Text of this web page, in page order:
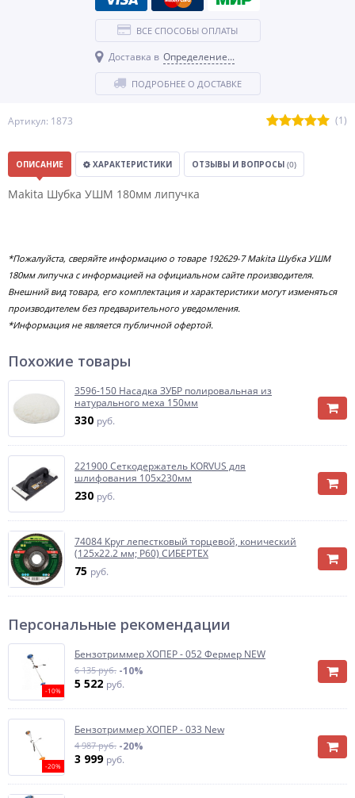
Артикул: 1873 (1)
ВСЕ СПОСОБЫ ОПЛАТЫ
Доставка в Определение...
ПОДРОБНЕЕ О ДОСТАВКЕ
ОПИСАНИЕ ХАРАКТЕРИСТИКИ ОТЗЫВЫ И ВОПРОСЫ (0)
Makita Шубка УШМ 180мм липучка
*Пожалуйста, сверяйте информацию о товаре 192629-7 Makita Шубка УШМ
180мм липучка с информацией на официальном сайте производителя.
Внешний вид товара, его комплектация и характеристики могут изменяться
производителем без предварительного уведомления.
*Информация не является публичной офертой.
Похожие товары
3596-150 Насадка ЗУБР полировальная из
натурального меха 150мм
330 руб.
221900 Сеткодержатель KORVUS для
шлифования 105х230мм
230 руб.
74084 Круг лепестковый торцевой, конический
(125х22.2 мм; Р60) СИБЕРТЕХ
75 руб.
Персональные рекомендации
-10%
Бензотриммер ХОПЕР - 052 Фермер NEW
6 135 руб. -10%
5 522 руб.
-20%
Бензотриммер ХОПЕР - 033 New
4 987 руб. -20%
3 999 руб.